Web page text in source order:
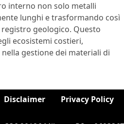
interno non solo metalli
lunghi e trasformando così
geologico. Questo
ecosistemi costieri,
gestione dei materiali di
Disclaimer Privacy Policy